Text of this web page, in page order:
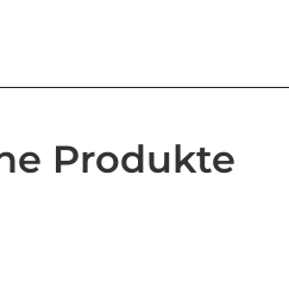
Produkte